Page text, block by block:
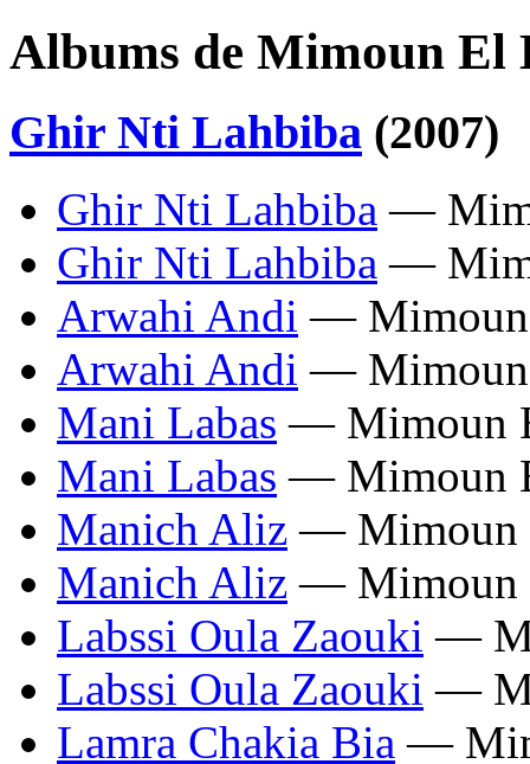
Albums de Mimoun El
Ghir Nti Lahbiba (2007)
Ghir Nti Lahbiba —
Ghir Nti Lahbiba —
Arwahi Andi — Mimoun
Arwahi Andi — Mimoun
Mani Labas — Mimoun
Mani Labas — Mimoun
Manich Aliz — Mimoun
Manich Aliz — Mimoun
Labssi Oula Zaouki —
Labssi Oula Zaouki —
Lamra Chakia Bia —